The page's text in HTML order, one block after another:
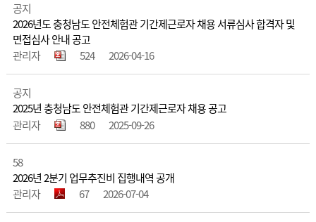
공지
2026년도 충청남도 안전체험관 기간제근로자 채용 서류심사 합격자 및
면접심사 안내 공고
관리자
524 2026-04-16
공지
2025년 충청남도 안전체험관 기간제근로자 채용 공고
관리자
880 2025-09-26
58
2026년 2분기 업무추진비 집행내역 공개
관리자
67 2026-07-04